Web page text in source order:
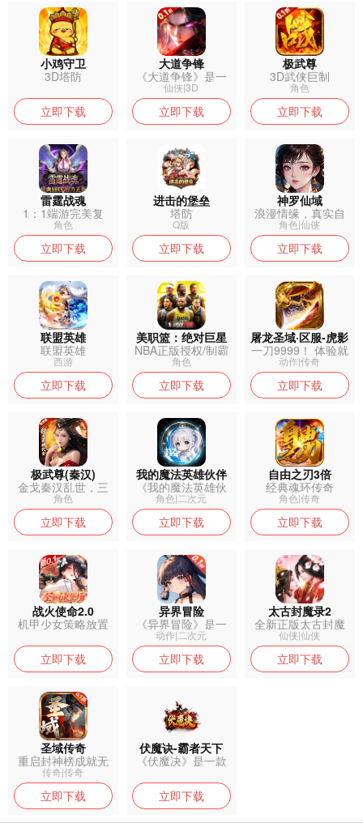
小鸡守卫
3D塔防
立即下载
大道争锋
《大道争锋》是一
款高品质3D...
仙侠|3D
立即下载
极武尊
3D武侠巨制
角色
立即下载
雷霆战魂
1：1端游完美复
刻，经典五职...
角色
立即下载
进击的堡垒
塔防
Q版
立即下载
神罗仙域
浪漫情缘，真实自
由搭配，成就...
角色|仙侠
立即下载
联盟英雄
联盟英雄
西游
立即下载
美职篮：绝对巨星
(0.1折)
NBA正版授权/制霸
NBA...
角色
立即下载
屠龙圣域·区服-虎影
一刀9999！ 体验就
是爽！
动作|传奇
立即下载
极武尊(秦汉)
金戈秦汉乱世，三
职逐鹿沙场，...
角色
立即下载
我的魔法英雄伙伴
《我的魔法英雄伙
伴》是一款热...
角色|二次元
立即下载
自由之刃3倍
经典魂环传奇
角色|传奇
立即下载
战火使命2.0
机甲少女策略放置
立即下载
异界冒险
《异界冒险》是一
款以奇异世界...
动作|二次元
立即下载
太古封魔录2
全新正版太古封魔
录2返利服，...
仙侠|仙侠
立即下载
圣域传奇
重启封神榜成就无
上传奇
传奇|传奇
立即下载
伏魔诀-霸者天下
《伏魔决》是一款
立即下载